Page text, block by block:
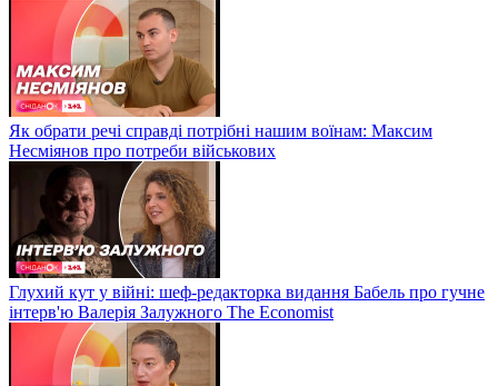
Як обрати речі справді потрібні нашим воїнам: Максим
Несміянов про потреби військових
Глухий кут у війні: шеф-редакторка видання Бабель про гучне
інтерв'ю Валерія Залужного The Economist